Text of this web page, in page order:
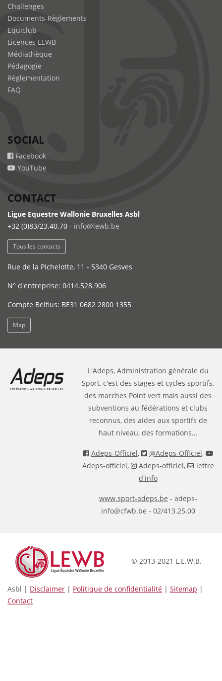
Challenges
Documents-Règlements
Equiclub
Licences LEWB
Médiathèque
Pédagogie
Règlementation
FAQ
SOCIAL
Facebook
YouTube
CONTACT
Ligue Equestre Wallonie Bruxelles Asbl
+32 (0)83/23.40.70 - info@lewb.be
Tous les contacts
Rue de la Pichelotte, 11 - 5340 Gesves
N° d'entreprise: 0414.528.906
Compte Belfius: BE31 0682 2800 1355
Map
L'Adeps, Administration générale du
Sport, c'est des stages et cycles sportifs,
des marches Point vert mais aussi des
subventions au fédérations et clubs
reconnus, des aides aux sportifs de
haut niveau, des formations...
Adeps-Officiel, @Adeps-Officiel,
Adeps-officiel, Adeps-officiel,
lettre
d'info
www.sport-adeps.be - adeps-
info@cfwb.be - 02/413.25.00
© 2013-2021 L.E.W.B.
Asbl | Disclaimer | Politique de confidentialité | Sitemap |
Contact